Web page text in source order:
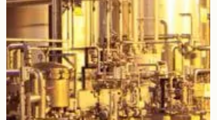
28 de jul. de 2025 4 min de leitura
CASOS DE ESTUDO
Aigües de Manresa | LabWay-LIMS®
O sistema LabWay-LIMS® introduz melhorias no
de gestão laboratorial da Aigües de Manresa, entre as
quais se destaca a substituição da tradicional caderneta
do analista por um posto de trabalho digital, onde se